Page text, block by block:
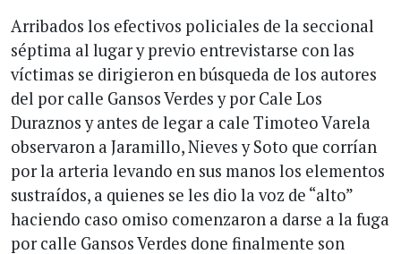
Arribados los efectivos policiales de la seccional
séptima al lugar y previo entrevistarse con las
víctimas se dirigieron en búsqueda de los autores
del por calle Gansos Verdes y por Cale Los
Duraznos y antes de legar a cale Timoteo Varela
observaron a Jaramillo, Nieves y Soto que corrían
por la arteria levando en sus manos los elementos
sustraídos, a quienes se les dio la voz de “alto”
haciendo caso omiso comenzaron a darse a la fuga
por calle Gansos Verdes done finalmente son